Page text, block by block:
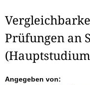
Prüfungen an
Angegeben von: